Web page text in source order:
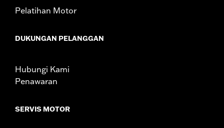
Pelatihan Motor
DUKUNGAN PELANGGAN
Hubungi Kami
Penawaran
SERVIS MOTOR